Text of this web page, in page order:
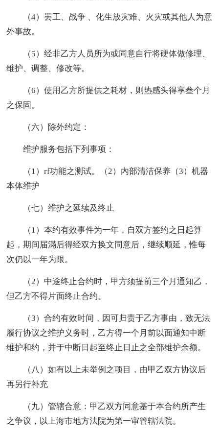
（4）罢工、战争 、化生放灾难、火灾或其他人为意
外事故。
（5）经非乙方人员所为或同意自行将硬体做修理、
维护、调整、修改等。
（6）使用乙方所提供之耗材，则热感头得享叁个月
之保固。
（六）除外约定：
维护服务包括下列事项：
（1）rf功能之测试。（2）內部清洁保养（3）机器
本体维护
（七）维护之延续及终止
（1）本约有效事件为一年，自双方签约之日起算
起，期间届滿后得经双方换文同意后，继续顺延，惟每
次仍以一年为限。
（2）中途终止合约时，甲方须提前三个月通知乙，
但乙方不得片面终止合约。
（3）合约有效时间，因可归责于乙方事由，致无法
履行协议之维护义务时，乙方得一个月前以面通知中断
维护和约，并于中断日起至终止日止之全部维护余额。
（八）如有以上未举例之项目，由甲乙双方协议后
再另行补充
（九）管辖合意：甲乙双方同意基于本合约所产生
之争议，以上海市地方法院为第一审管辖法院。